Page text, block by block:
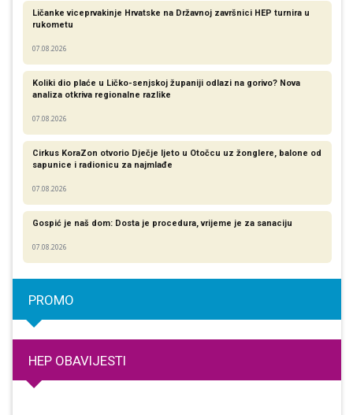
Ličanke viceprvakinje Hrvatske na Državnoj završnici HEP turnira u
rukometu
07.08.2026
Koliki dio plaće u Ličko-senjskoj županiji odlazi na gorivo? Nova
analiza otkriva regionalne razlike​
07.08.2026
Cirkus KoraZon otvorio Dječje ljeto u Otočcu uz žonglere, balone od
sapunice i radionicu za najmlađe
07.08.2026
Gospić je naš dom: Dosta je procedura, vrijeme je za sanaciju
07.08.2026
PROMO
HEP OBAVIJESTI